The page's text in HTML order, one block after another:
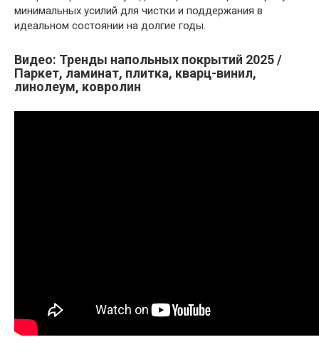
минимальных усилий для чистки и поддержания в
идеальном состоянии на долгие годы.
Видео: Тренды напольных покрытий 2025 /
Паркет, ламинат, плитка, кварц-винил,
линолеум, ковролин